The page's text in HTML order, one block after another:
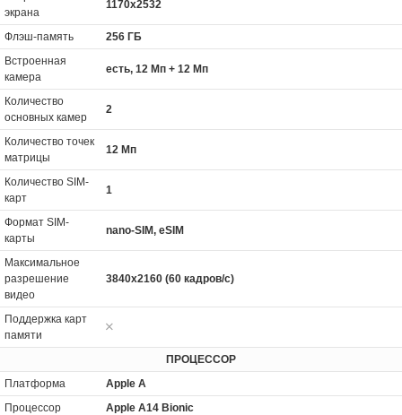
экрана
1170x2532
Флэш-память
256 ГБ
Встроенная
камера
есть, 12 Мп + 12 Мп
Количество
основных камер
2
Количество точек
матрицы
12 Мп
Количество SIM-
карт
1
Формат SIM-
карты
nano-SIM, eSIM
Максимальное
разрешение
видео
3840x2160 (60 кадров/с)
Поддержка карт
памяти
ПРОЦЕССОР
Платформа
Apple A
Процессор
Apple A14 Bionic